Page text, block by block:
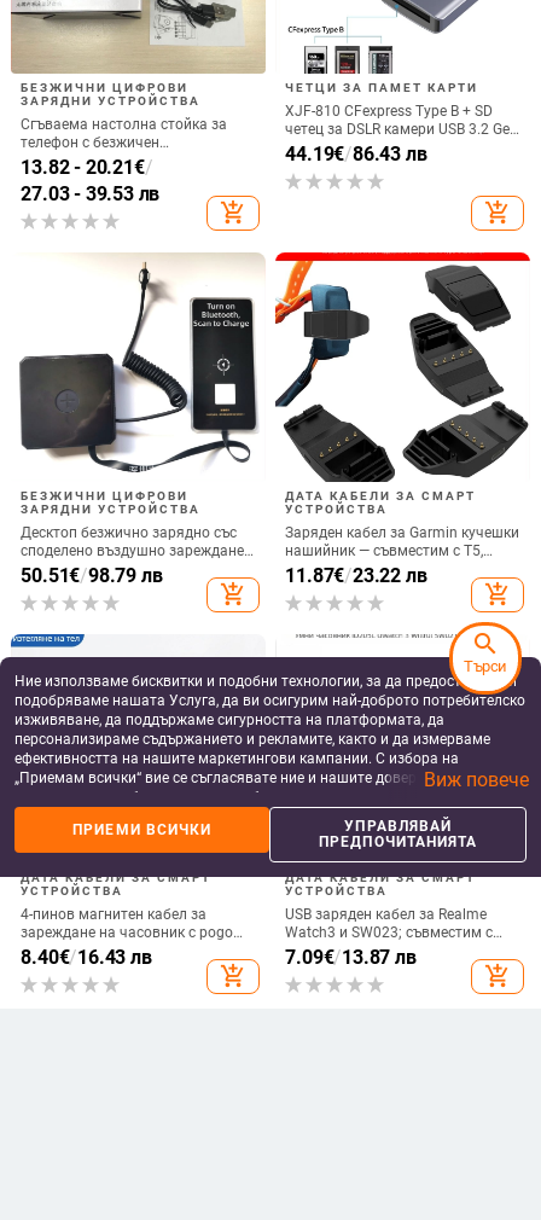
БЕЗЖИЧНИ ЦИФРОВИ
ЗАРЯДНИ УСТРОЙСТВА
Сгъваема настолна стойка за
телефон с безжичен
високоговорител и амбиентно
осветление, QC4.0 бързо
зареждане, 15W, 3A изход
13.82 - 20.21€/
27.03 - 39.53 лв
add_shopping_cart
ЧЕТЦИ ЗА ПАМЕТ КАРТИ
XJF-810 CFexpress Type B + SD
четец за DSLR камери USB 3.2 Gen
2
44.19€/86.43 лв
add_shopping_cart
БЕЗЖИЧНИ ЦИФРОВИ
ЗАРЯДНИ УСТРОЙСТВА
Десктоп безжично зарядно със
споделено въздушно зареждане,
22.5W QC3.0, 2A изход
50.51€/98.79 лв
add_shopping_cart
ДАТА КАБЕЛИ ЗА СМАРТ
УСТРОЙСТВА
Заряден кабел за Garmin кучешки
нашийник — съвместим с T5,
TT15, TT10, T15, GTT15x, TT25
11.87€/23.22 лв
add_shopping_cart
ДАТА КАБЕЛИ ЗА СМАРТ
УСТРОЙСТВА
4-пинов магнитен кабел за
зареждане на часовник с pogo
pin конектор, 7,62 мм
8.40€/16.43 лв
add_shopping_cart
ДАТА КАБЕЛИ ЗА СМАРТ
УСТРОЙСТВА
USB заряден кабел за Realme
Watch3 и SW023; съвместим с
IP68, ID205L и SW021 смарт
часовници
7.09€/13.87 лв
add_shopping_cart
Ние използваме бисквитки и подобни технологии, за да предоставяме и
подобряваме нашата Услуга, да ви осигурим най-доброто потребителско
изживяване, да поддържаме сигурността на платформата, да
персонализираме съдържанието и рекламите, както и да измерваме
ефективността на нашите маркетингови кампании. С избора на
„Приемам всички“ вие се съгласявате ние и нашите доверени партньори
да съхраняваме бисквитки и подобни технологии на вашето устройство
за рекламни и аналитични цели. Можете по всяко време да управлявате
своите предпочитания, като натиснете „Управлявай предпочитанията“.
За повече информация, моля, вижте нашата
данните.
Виж повече
ПРИЕМИ ВСИЧКИ
УПРАВЛЯВАЙ
ПРЕДПОЧИТАНИЯТА
search
Търси